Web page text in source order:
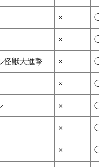
×
×
怪獣大進撃 ×
×
×
×
×